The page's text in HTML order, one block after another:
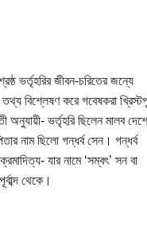
ভর্তৃহরির জীবন-চরিতের জন্যে
বিশ্লেষণ করে গবেষকরা
অনুযায়ী- ভর্তৃহরি ছিলেন মালব
নাম ছিলো গন্ধর্ব সেন। গন্ধর্ব
যার নামে ‘সম্বৎ’ সন বা
থেকে।